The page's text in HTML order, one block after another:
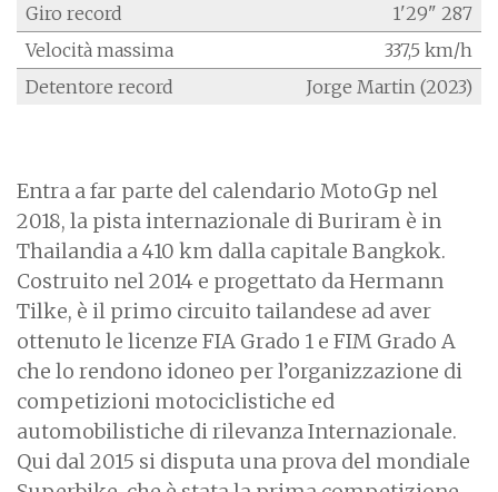
Giro record
1'29" 287
Velocità massima
337,5 km/h
Detentore record
Jorge Martin (2023)
Entra a far parte del calendario MotoGp nel
2018, la pista internazionale di Buriram è in
Thailandia a 410 km dalla capitale Bangkok.
Costruito nel 2014 e progettato da Hermann
Tilke, è il primo circuito tailandese ad aver
ottenuto le licenze FIA Grado 1 e FIM Grado A
che lo rendono idoneo per l’organizzazione di
competizioni motociclistiche ed
automobilistiche di rilevanza Internazionale.
Qui dal 2015 si disputa una prova del mondiale